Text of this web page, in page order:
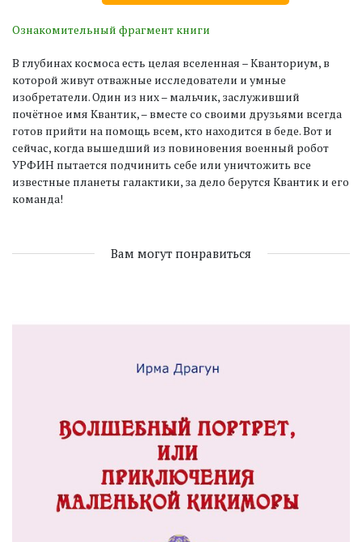
Ознакомительный фрагмент книги
В глубинах космоса есть целая вселенная – Кванториум, в
которой живут отважные исследователи и умные
изобретатели. Один из них – мальчик, заслуживший
почётное имя Квантик, – вместе со своими друзьями всегда
готов прийти на помощь всем, кто находится в беде. Вот и
сейчас, когда вышедший из повиновения военный робот
УРФИН пытается подчинить себе или уничтожить все
известные планеты галактики, за дело берутся Квантик и его
команда!
Вам могут понравиться